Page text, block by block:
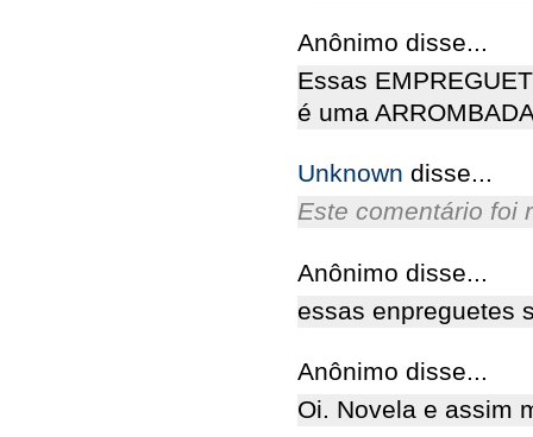
Anônimo disse...
Essas
é uma
Unknown disse...
Este comentário foi
Anônimo disse...
essas enpreguetes
Anônimo disse...
Oi. Novela e assim